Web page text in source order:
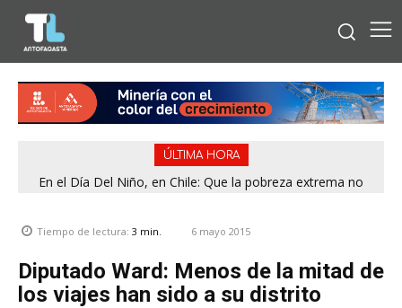
ÚLTIMA HORA
En el Día Del Niño, en Chile: Que la pobreza extrema no
Tiempo de lectura: 3 min. 6 mayo 2015
Diputado Ward: Menos de la mitad de
los viajes han sido a su distrito